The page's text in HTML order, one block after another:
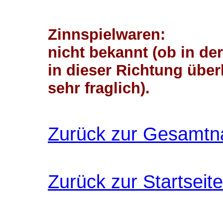
Zinnspielwaren:
nicht bekannt (ob in
in dieser Richtung
sehr fraglich).
Zurück zur
Zurück zur Startseite